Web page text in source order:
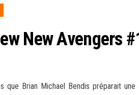
New Avengers
que Brian Michael Bendis préparait